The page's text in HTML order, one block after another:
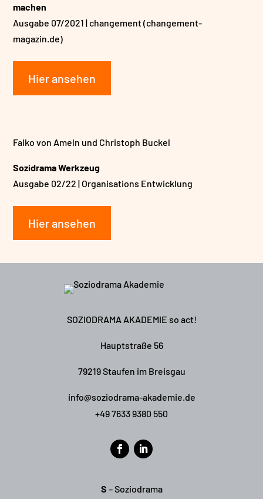
machen
Ausgabe 07/2021 | changement (changement-
magazin.de)
Hier ansehen
Falko von Ameln und Christoph Buckel
Sozidrama Werkzeug
Ausgabe 02/22 | Organisations Entwicklung
Hier ansehen
SOZIODRAMA AKADEMIE so act!
Hauptstraße 56
79219 Staufen im Breisgau
info@soziodrama-akademie.de
+49 7633 9380 550
S – Soziodrama